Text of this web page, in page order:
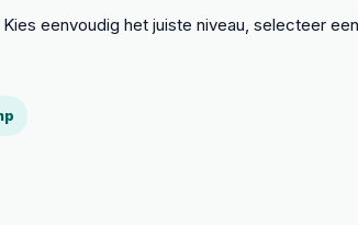
eenvoudig het juiste niveau, selecteer